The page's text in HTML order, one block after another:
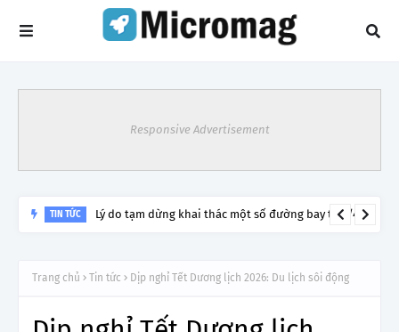
Responsive Advertisement
TIN TỨC Lý do tạm dừng khai thác một số đường bay từ 1/4
Trang chủ Tin tức Dịp nghỉ Tết Dương lịch 2026: Du lịch sôi động